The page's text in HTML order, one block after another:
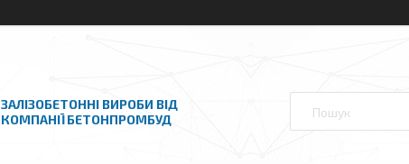
ЗАЛІЗОБЕТОННІ ВИРОБИ ВІД
КОМПАНІЇ БЕТОНПРОМБУД